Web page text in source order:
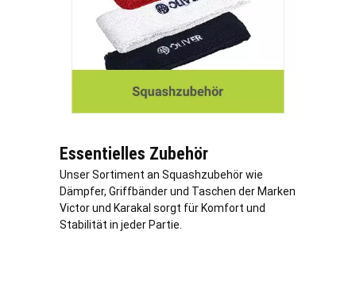
Essentielles Zubehör
Unser Sortiment an Squashzubehör wie
Dämpfer, Griffbänder und Taschen der Marken
Victor und Karakal sorgt für Komfort und
Stabilität in jeder Partie.